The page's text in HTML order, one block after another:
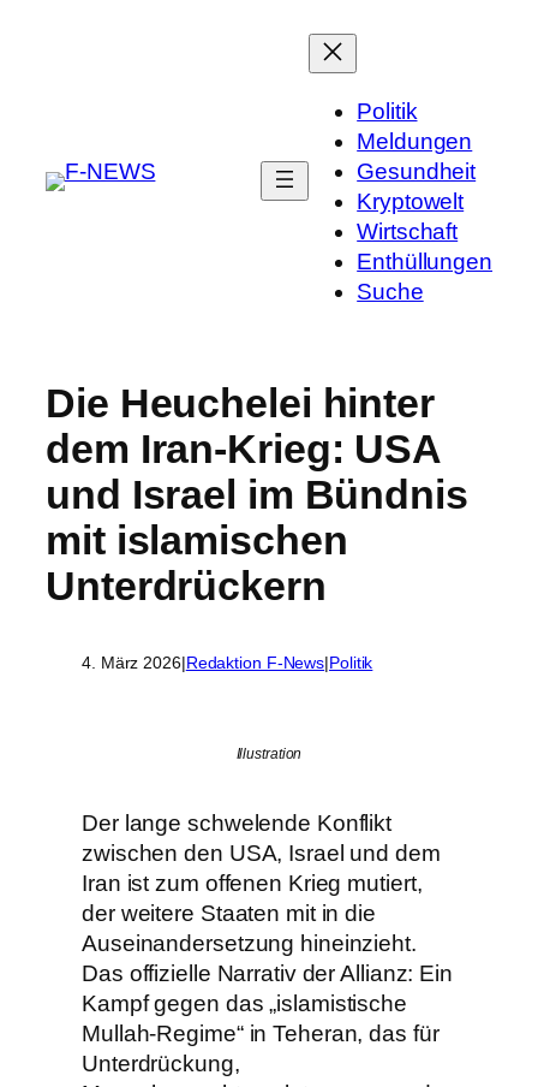
Politik
Meldungen
Gesundheit
Kryptowelt
Wirtschaft
Enthüllungen
Suche
Die Heuchelei hinter
dem Iran-Krieg: USA
und Israel im Bündnis
mit islamischen
Unterdrückern
4. März 2026|Redaktion F-News|Politik
Illustration
Der lange schwelende Konflikt
zwischen den USA, Israel und dem
Iran ist zum offenen Krieg mutiert,
der weitere Staaten mit in die
Auseinandersetzung hineinzieht.
Das offizielle Narrativ der Allianz: Ein
Kampf gegen das „islamistische
Mullah-Regime“ in Teheran, das für
Unterdrückung,